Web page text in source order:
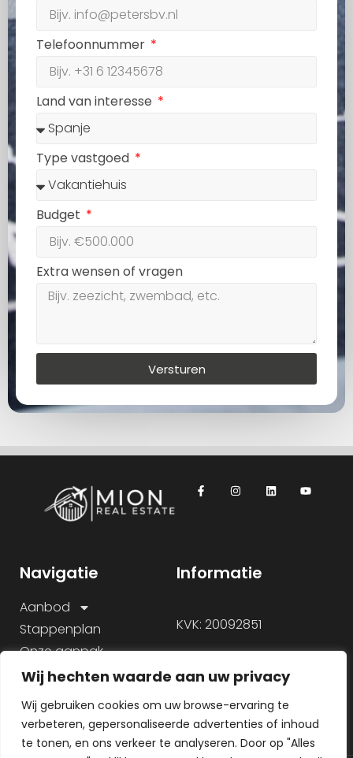
Wij hechten waarde aan uw privacy
Wij gebruiken cookies om uw browse-ervaring te
verbeteren, gepersonaliseerde advertenties of inhoud
te tonen, en ons verkeer te analyseren. Door op "Alles
Telefoonnummer
Land van interesse
Type vastgoed
Budget
Extra wensen of vragen
Versturen
Navigatie
Aanbod
Stappenplan
Onze aanpak
Over ons
Informatie
KVK: 20092851